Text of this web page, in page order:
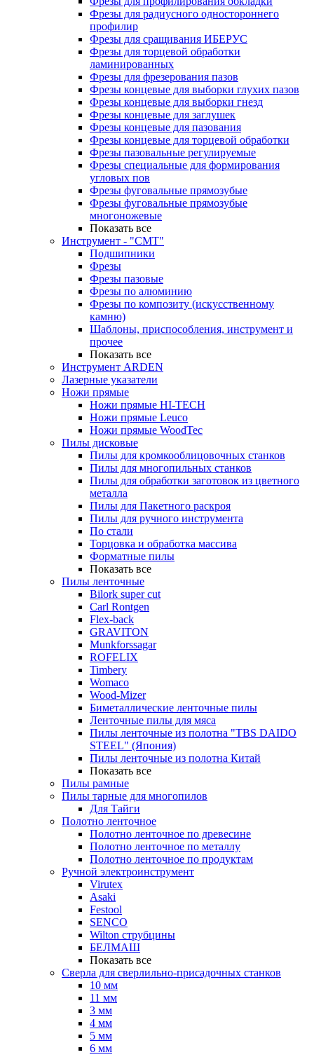
Фрезы для радиусного одностороннего
профилир
Фрезы для сращивания ИБЕРУС
Фрезы для торцевой обработки
ламинированных
Фрезы для фрезерования пазов
Фрезы концевые для выборки глухих пазов
Фрезы концевые для выборки гнезд
Фрезы концевые для заглушек
Фрезы концевые для пазования
Фрезы концевые для торцевой обработки
Фрезы пазовальные регулируемые
Фрезы специальные для формирования
угловых пов
Фрезы фуговальные прямозубые
Фрезы фуговальные прямозубые
многоножевые
Показать все
Инструмент - "СМТ"
Подшипники
Фрезы
Фрезы пазовые
Фрезы по алюминию
Фрезы по композиту (искусственному
камню)
Шаблоны, приспособления, инструмент и
прочее
Показать все
Инструмент ARDEN
Лазерные указатели
Ножи прямые
Ножи прямые HI-TECH
Ножи прямые Leuco
Ножи прямые WoodTec
Пилы дисковые
Пилы для кромкооблицовочных станков
Пилы для многопильных станков
Пилы для обработки заготовок из цветного
металла
Пилы для Пакетного раскроя
Пилы для ручного инструмента
По стали
Торцовка и обработка массива
Форматные пилы
Показать все
Пилы ленточные
Bilork super cut
Carl Rontgen
Flex-back
GRAVITON
Munkforssagar
ROFELIX
Timbery
Womaco
Wood-Mizer
Биметаллические ленточные пилы
Ленточные пилы для мяса
Пилы ленточные из полотна "TBS DAIDO
STEEL" (Япония)
Пилы ленточные из полотна Китай
Показать все
Пилы рамные
Пилы тарные для многопилов
Для Тайги
Полотно ленточное
Полотно ленточное по древесине
Полотно ленточное по металлу
Полотно ленточное по продуктам
Ручной электроинструмент
Virutex
Asaki
Festool
SENCO
Wilton струбцины
БЕЛМАШ
Показать все
Сверла для сверлильно-присадочных станков
10 мм
11 мм
3 мм
4 мм
5 мм
6 мм